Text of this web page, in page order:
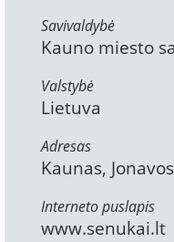
Savivaldybė
Kauno miesto
Valstybė
Lietuva
Adresas
Kaunas,
Interneto puslapis
www.senukai.lt